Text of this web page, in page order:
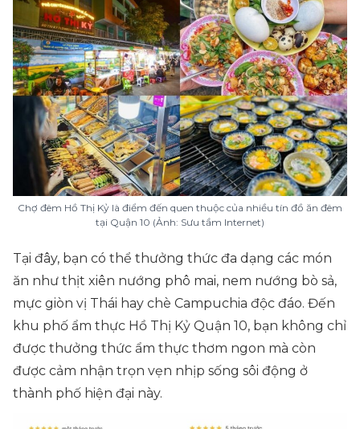
Chợ đêm Hồ Thị Kỷ là điểm đến quen thuộc của nhiều tín đồ ăn đêm
tại Quận 10 (Ảnh: Sưu tầm Internet)
Tại đây, bạn có thể thưởng thức đa dạng các món
ăn như thịt xiên nướng phô mai, nem nướng bò sả,
mực giòn vị Thái hay chè Campuchia độc đáo. Đến
khu phố ẩm thực Hồ Thị Kỷ Quận 10, bạn không chỉ
được thưởng thức ẩm thực thơm ngon mà còn
được cảm nhận trọn vẹn nhịp sống sôi động ở
thành phố hiện đại này.